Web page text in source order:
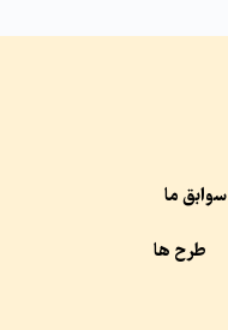
سوابق ما
طرح ها